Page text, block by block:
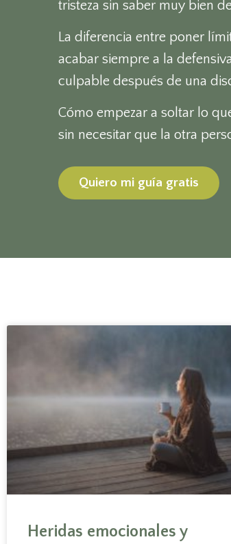
tristeza sin saber muy bien
La diferencia entre poner
acabar siempre a la
culpable después de una
Cómo empezar a soltar lo
sin necesitar que la otra
Quiero mi guía gratis
Heridas emocionales y